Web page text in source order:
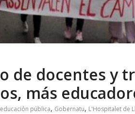
de docentes y
, más
educación pública, Gobernatu, L'Hospitalet de